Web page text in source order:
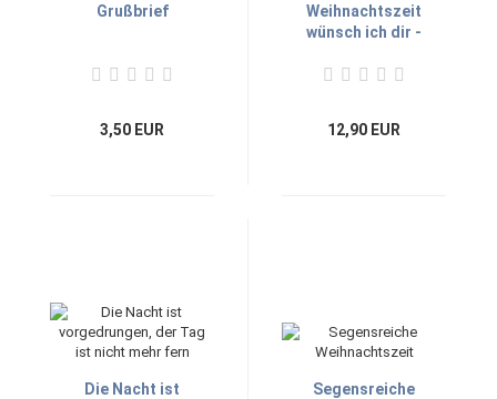
Grußbrief
3,50 EUR
Weihnachtszeit
wünsch ich dir -
12,90 EUR
Die Nacht ist
Segensreiche